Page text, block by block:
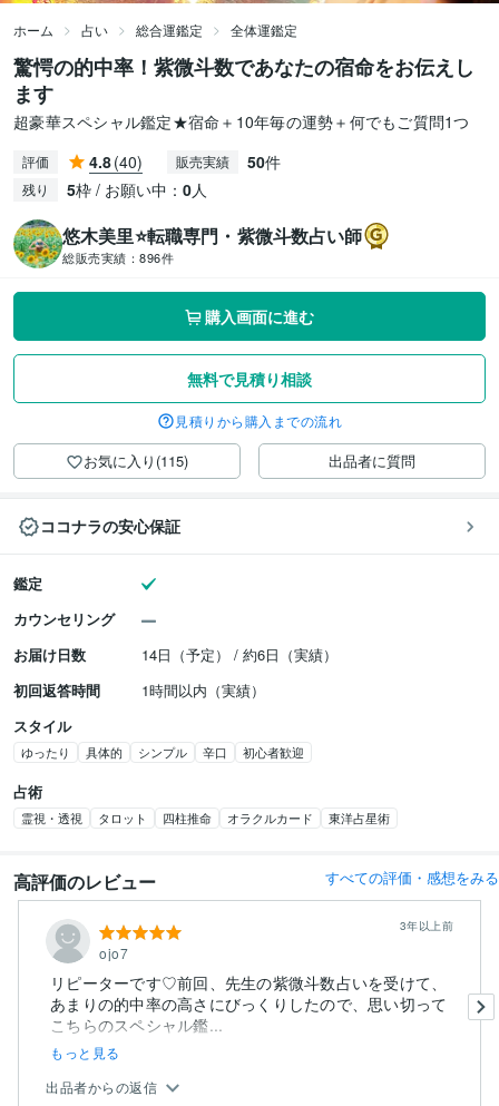
ホーム 占い 総合運鑑定 全体運鑑定
驚愕の的中率！紫微斗数であなたの宿命をお伝えし
ます
超豪華スペシャル鑑定★宿命＋10年毎の運勢＋何でもご質問1つ
評価 4.8(40) 販売実績 50件
残り 5枠 / お願い中： 0人
悠木美里⭐️転職専門・紫微斗数占い師
総販売実績： 896件
購入画面に進む
無料で見積り相談
見積りから購入までの流れ
お気に入り(115) 出品者に質問
ココナラの安心保証
鑑定
カウンセリング
お届け日数
14日（予定） / 約6日（実績）
初回返答時間
1時間以内（実績）
スタイル
ゆったり 具体的 シンプル 辛口 初心者歓迎
占術
霊視・透視 タロット 四柱推命 オラクルカード 東洋占星術
高評価のレビュー すべての評価・感想をみる
ojo7
3年以上前
リピーターです♡前回、先生の紫微斗数占いを受けて、
あまりの的中率の高さにびっくりしたので、思い切って
こちらのスペシャル鑑...
もっと見る
出品者からの返信